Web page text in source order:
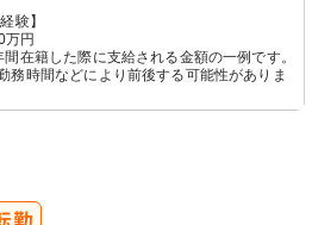
験】
万円
在籍した際に支給される金額の一例です。
務時間などにより前後する可能性がありま